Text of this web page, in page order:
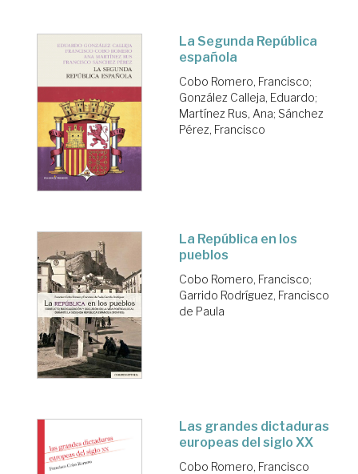
La Segunda República
española
Cobo Romero, Francisco;
González Calleja, Eduardo;
Martínez Rus, Ana; Sánchez
Pérez, Francisco
La República en los
pueblos
Cobo Romero, Francisco;
Garrido Rodríguez, Francisco
de Paula
Las grandes dictaduras
europeas del siglo XX
Cobo Romero, Francisco